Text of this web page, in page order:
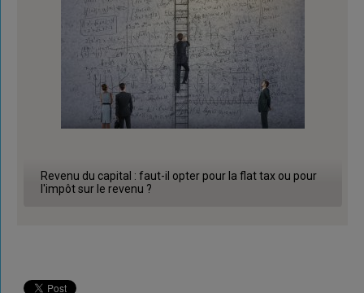
Revenu du capital : faut-il opter pour la flat tax ou pour
l'impôt sur le revenu ?